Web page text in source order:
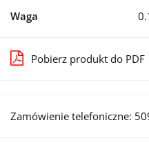
Waga
Pobierz produkt do PDF
Zamówienie telefoniczne: